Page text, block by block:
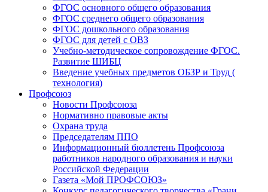
ФГОС основного общего образования
ФГОС среднего общего образования
ФГОС дошкольного образования
ФГОС для детей с ОВЗ
Учебно-методическое сопровождение ФГОС.
Развитие ШИБЦ
Введение учебных предметов ОБЗР и Труд (
технология)
Профсоюз
Новости Профсоюза
Нормативно правовые акты
Охрана труда
Председателям ППО
Информационный бюллетень Профсоюза
работников народного образования и науки
Российской Федерации
Газета «Мой ПРОФСОЮЗ»